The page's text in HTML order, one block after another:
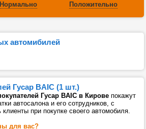
Нормально Положительно
автомибилей
Гусар BAIC (1 шт.)
Гусар BAIC в Кирове покажут
автосалона и его сотрудников, с
при покупке своего автомобиля.
для вас?